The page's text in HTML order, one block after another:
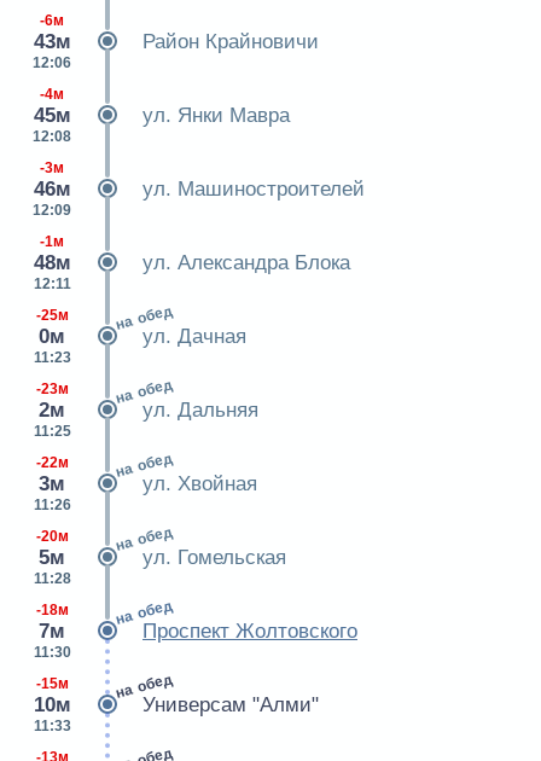
-6м
43м
12:06
Район Крайновичи
-4м
45м
12:08
ул. Янки Мавра
-3м
46м
12:09
ул. Машиностроителей
-1м
48м
12:11
ул. Александра Блока
-25м
0м
11:23
на обед
ул. Дачная
-23м
2м
11:25
на обед
ул. Дальняя
-22м
3м
11:26
на обед
ул. Хвойная
-20м
5м
11:28
на обед
ул. Гомельская
-18м
7м
11:30
на обед
Проспект Жолтовского
-15м
10м
11:33
на обед
Универсам "Алми"